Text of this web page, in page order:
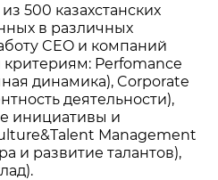
500 казахстанских
в различных
CEO и компаний
Perfomance
динамика), Corporate
деятельности),
инициативы и
Management
и развитие талантов),